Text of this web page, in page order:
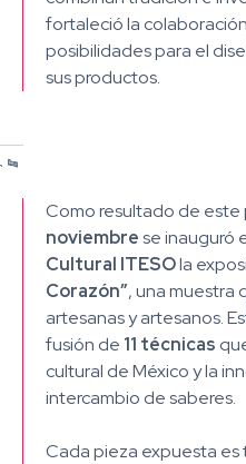
fortaleció la
posibilidades para el
sus productos.
1
2
3
4
5
Como resultado de este
noviembrese inauguró
Cultural ITESOla
Corazón”, una muestra
artesanas y artesanos.
fusión de 11 técnicas
cultural de México y la
intercambio de saberes.
Cada pieza expuesta